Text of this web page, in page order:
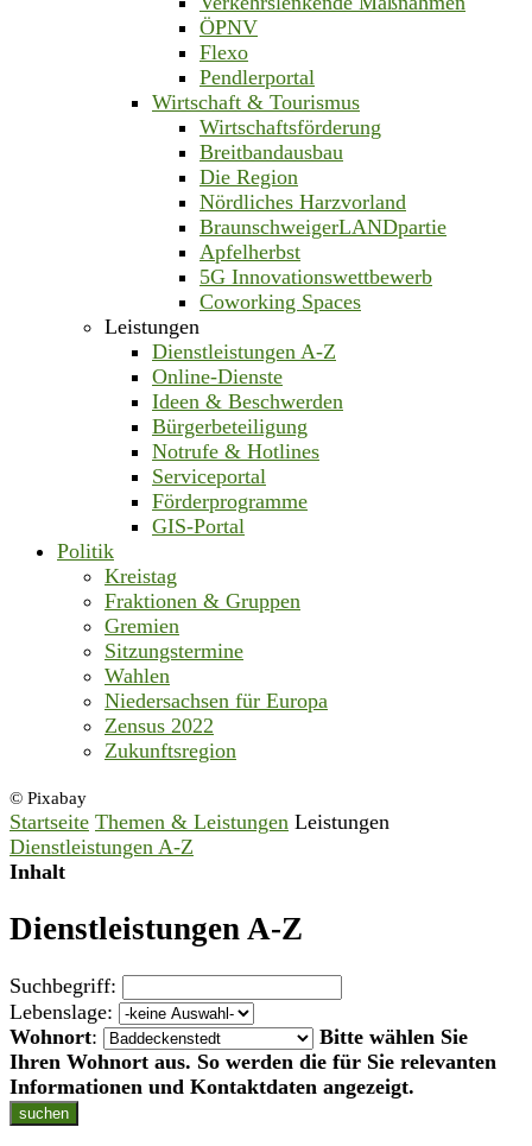
ÖPNV
Flexo
Pendlerportal
Wirtschaft & Tourismus
Wirtschaftsförderung
Breitbandausbau
Die Region
Nördliches Harzvorland
BraunschweigerLANDpartie
Apfelherbst
5G Innovationswettbewerb
Coworking Spaces
Leistungen
Dienstleistungen A-Z
Online-Dienste
Ideen & Beschwerden
Bürgerbeteiligung
Notrufe & Hotlines
Serviceportal
Förderprogramme
GIS-Portal
Politik
Kreistag
Fraktionen & Gruppen
Gremien
Sitzungstermine
Wahlen
Niedersachsen für Europa
Zensus 2022
Zukunftsregion
© Pixabay
Startseite Themen & Leistungen Leistungen
Dienstleistungen A-Z
Inhalt
Dienstleistungen A-Z
Suchbegriff:
Lebenslage:
Wohnort:
Bitte wählen Sie
Ihren Wohnort aus. So werden die für Sie relevanten
Informationen und Kontaktdaten angezeigt.
suchen